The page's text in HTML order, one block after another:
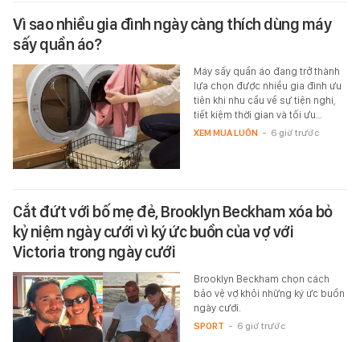
Vì sao nhiều gia đình ngày càng thích dùng máy
sấy quần áo?
Máy sấy quần áo đang trở thành
lựa chọn được nhiều gia đình ưu
tiên khi nhu cầu về sự tiện nghi,
tiết kiệm thời gian và tối ưu…
XEM MUA LUÔN - 6 giờ trước
Cắt đứt với bố mẹ đẻ, Brooklyn Beckham xóa bỏ
kỷ niệm ngày cưới vì ký ức buồn của vợ với
Victoria trong ngày cưới
Brooklyn Beckham chọn cách
bảo vệ vợ khỏi những ký ức buồn
ngày cưới.
SPORT - 6 giờ trước